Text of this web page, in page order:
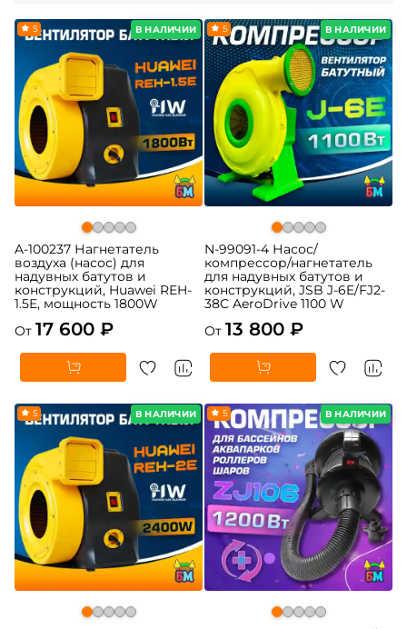
В НАЛИЧИИ
5
A-100237 Нагнетатель
воздуха (насос) для
надувных батутов и
конструкций, Huawei REH-
1.5E, мощность 1800W
От 17 600 ₽
В НАЛИЧИИ
5
N-99091-4 Насос/
компрессор/нагнетатель
для надувных батутов и
конструкций, JSB J-6E/FJ2-
38C AeroDrive 1100 W
От 13 800 ₽
В НАЛИЧИИ
5 В НАЛИЧИИ
5